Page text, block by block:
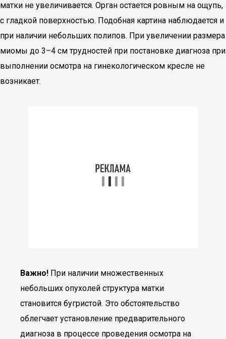
матки не увеличивается. Орган остается ровным на ощупь,
с гладкой поверхностью. Подобная картина наблюдается и
при наличии небольших полипов. При увеличении размера
миомы до 3–4 см трудностей при постановке диагноза при
выполнении осмотра на гинекологическом кресле не
возникает.
Важно! При наличии множественных
небольших опухолей структура матки
становится бугристой. Это обстоятельство
облегчает установление предварительного
диагноза в процессе проведения осмотра на